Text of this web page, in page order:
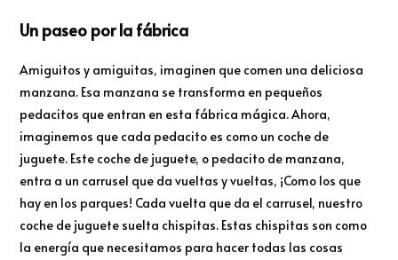
Un paseo por la fábrica
Amiguitos y amiguitas, imaginen que comen una deliciosa
manzana. Esa manzana se transforma en pequeños
pedacitos que entran en esta fábrica mágica. Ahora,
imaginemos que cada pedacito es como un coche de
juguete. Este coche de juguete, o pedacito de manzana,
entra a un carrusel que da vueltas y vueltas, ¡Como los que
hay en los parques! Cada vuelta que da el carrusel, nuestro
coche de juguete suelta chispitas. Estas chispitas son como
la energía que necesitamos para hacer todas las cosas